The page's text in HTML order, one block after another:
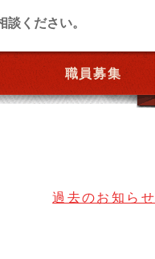
ください。
職員募集
過去のお知らせ